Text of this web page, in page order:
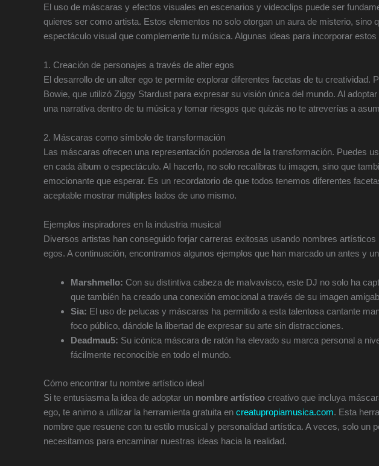
El uso de máscaras y efectos visuales en escenarios y videoclips puede ser
quieres ser como artista. Estos elementos no solo otorgan un aura de misterio, sino
espectáculo visual que complemente tu música. Algunas ideas para incorporar
1. Creación de personajes a través de alter egos
El desarrollo de un alter ego te permite explorar diferentes facetas de tu creatividad.
Bowie, que utilizó Ziggy Stardust para expresar su visión única del mundo. Al
una narrativa dentro de tu música y tomar riesgos que quizás no te atreverías a
2. Máscaras como símbolo de transformación
Las máscaras ofrecen una representación poderosa de la transformación. Puedes
en cada álbum o espectáculo. Al hacerlo, no solo recalibras tu imagen, sino que
emocionante que esperar. Es un recordatorio de que todos tenemos diferentes
aceptable mostrar múltiples lados de uno mismo.
Ejemplos inspiradores en la industria musical
Diversos artistas han conseguido forjar carreras exitosas usando nombres
egos. A continuación, encontramos algunos ejemplos que han marcado un antes y
Marshmello: Con su distintiva cabeza de malvavisco, este DJ no solo ha
que también ha creado una conexión emocional a través de su imagen
Sia: El uso de pelucas y máscaras ha permitido a esta talentosa cantante
foco público, dándole la libertad de expresar su arte sin distracciones.
Deadmau5: Su icónica máscara de ratón ha elevado su marca personal a
fácilmente reconocible en todo el mundo.
Cómo encontrar tu nombre artístico ideal
Si te entusiasma la idea de adoptar un nombre artístico creativo que incluya
ego, te animo a utilizar la herramienta gratuita en creatupropiamusica.com. Esta
nombre que resuene con tu estilo musical y personalidad artística. A veces, solo un
necesitamos para encaminar nuestras ideas hacia la realidad.